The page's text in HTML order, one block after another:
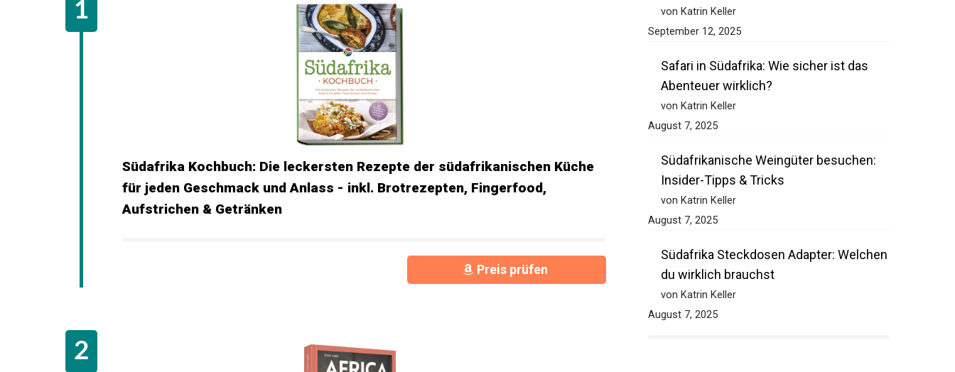
Südafrika Kochbuch: Die leckersten Rezepte der südafrikanischen Küche
für jeden Geschmack und Anlass - inkl. Brotrezepten, Fingerfood,
Aufstrichen & Getränken
Preis prüfen
von Katrin Keller
September 12, 2025
Safari in Südafrika: Wie sicher ist das
Abenteuer wirklich?
von Katrin Keller
August 7, 2025
Südafrikanische Weingüter besuchen:
Insider-Tipps & Tricks
von Katrin Keller
August 7, 2025
Südafrika Steckdosen Adapter: Welchen
du wirklich brauchst
von Katrin Keller
August 7, 2025